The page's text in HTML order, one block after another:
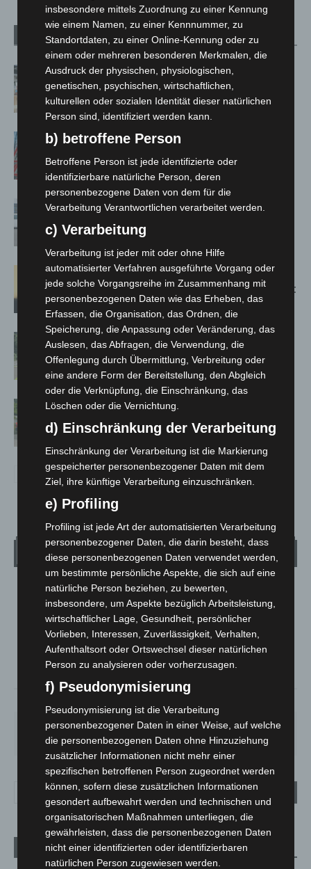
Verwandte Artikel Mehr vom Autor
Kunst trifft Weingenuss: Barbara-
Susann Mehring zeigt ihre Werke im
Jacques’ Wein-Depot Isernhagen
A2: Zweite Turbobaustelle startet
zwischen Hannover-West und
Bothfeld
Niedersachsen: Feuerwehrkräfte
kehren nach Waldbrandeinsatz aus
Spanien zurück
Hannover: Erste Tigermücken-
Population in Niedersachsen entdeckt
Brand im „Haus der Begegnung“ in
Neuwarmbüchen schnell eingedämmt
Region Hannover: 21 neue
Notfallsanitäter starten beim Roten
Wetter
LANGENHAGEN
20.9°C 21.6°
20.5°
SA.
21°
SO.
34°
MO.
29°
DI.
23°
MI.
26
Aktuelle Beiträge
insbesondere mittels Zuordnung zu einer Kennung
wie einem Namen, zu einer Kennnummer, zu
Standortdaten, zu einer Online-Kennung oder zu
einem oder mehreren besonderen Merkmalen, die
Ausdruck der physischen, physiologischen,
genetischen, psychischen, wirtschaftlichen,
kulturellen oder sozialen Identität dieser natürlichen
Person sind, identifiziert werden kann.
b) betroffene Person
Betroffene Person ist jede identifizierte oder
identifizierbare natürliche Person, deren
personenbezogene Daten von dem für die
Verarbeitung Verantwortlichen verarbeitet werden.
c) Verarbeitung
Verarbeitung ist jeder mit oder ohne Hilfe
automatisierter Verfahren ausgeführte Vorgang oder
jede solche Vorgangsreihe im Zusammenhang mit
personenbezogenen Daten wie das Erheben, das
Erfassen, die Organisation, das Ordnen, die
Speicherung, die Anpassung oder Veränderung, das
Auslesen, das Abfragen, die Verwendung, die
Offenlegung durch Übermittlung, Verbreitung oder
eine andere Form der Bereitstellung, den Abgleich
oder die Verknüpfung, die Einschränkung, das
Löschen oder die Vernichtung.
d) Einschränkung der Verarbeitung
Einschränkung der Verarbeitung ist die Markierung
gespeicherter personenbezogener Daten mit dem
Ziel, ihre künftige Verarbeitung einzuschränken.
e) Profiling
Profiling ist jede Art der automatisierten Verarbeitung
personenbezogener Daten, die darin besteht, dass
diese personenbezogenen Daten verwendet werden,
um bestimmte persönliche Aspekte, die sich auf eine
natürliche Person beziehen, zu bewerten,
insbesondere, um Aspekte bezüglich Arbeitsleistung,
wirtschaftlicher Lage, Gesundheit, persönlicher
Vorlieben, Interessen, Zuverlässigkeit, Verhalten,
Aufenthaltsort oder Ortswechsel dieser natürlichen
Person zu analysieren oder vorherzusagen.
f) Pseudonymisierung
Pseudonymisierung ist die Verarbeitung
personenbezogener Daten in einer Weise, auf welche
die personenbezogenen Daten ohne Hinzuziehung
zusätzlicher Informationen nicht mehr einer
spezifischen betroffenen Person zugeordnet werden
können, sofern diese zusätzlichen Informationen
gesondert aufbewahrt werden und technischen und
organisatorischen Maßnahmen unterliegen, die
gewährleisten, dass die personenbezogenen Daten
nicht einer identifizierten oder identifizierbaren
natürlichen Person zugewiesen werden.